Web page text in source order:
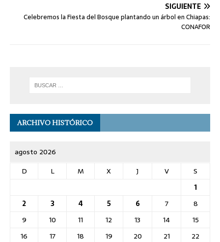
SIGUIENTE
Celebremos la Fiesta del Bosque plantando un árbol en Chiapas:
CONAFOR
ARCHIVO HISTÓRICO
agosto 2026
D
L M X J V
S
1
2
3 4 5 6 7
8
9
10 11 12 13 14
15
16
17 18 19 20 21
22